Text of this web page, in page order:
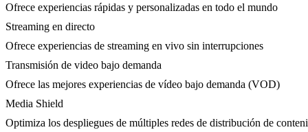
Ofrece experiencias rápidas y personalizadas en todo el mundo
Streaming en directo
Ofrece experiencias de streaming en vivo sin interrupciones
Transmisión de video bajo demanda
Ofrece las mejores experiencias de vídeo bajo demanda (VOD)
Media Shield
Optimiza los despliegues de múltiples redes de distribución de